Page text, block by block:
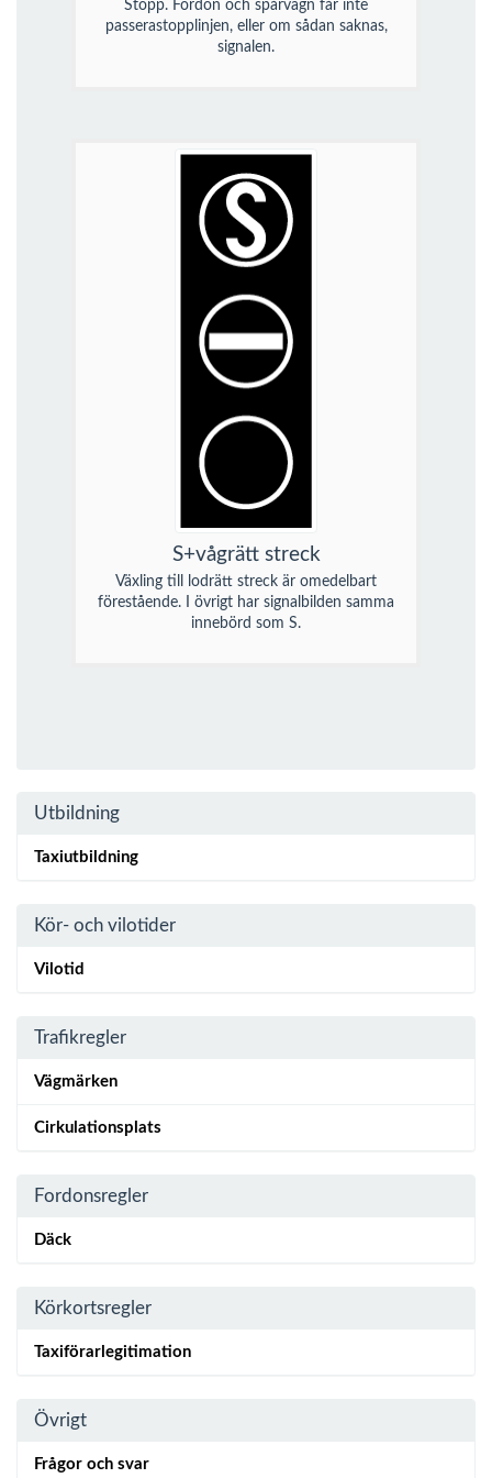
Stopp. Fordon och spårvagn får inte
passerastopplinjen, eller om sådan saknas,
signalen.
S+vågrätt streck
Växling till lodrätt streck är omedelbart
förestående. I övrigt har signalbilden samma
innebörd som S.
Utbildning
Taxiutbildning
Kör- och vilotider
Vilotid
Trafikregler
Vägmärken
Cirkulationsplats
Fordonsregler
Däck
Körkortsregler
Taxiförarlegitimation
Övrigt
Frågor och svar